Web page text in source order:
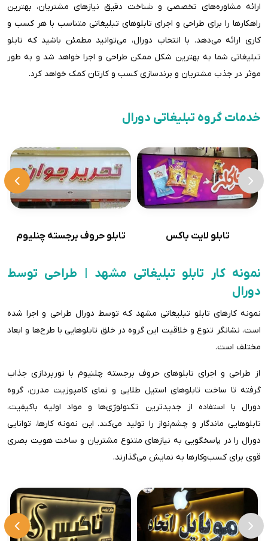
ارائه مشاوره‌های تخصصی و شناخت دقیق نیازهای مشتریان، بهترین
راهکارها را برای طراحی و اجرای تابلوهای تبلیغاتی متناسب با هر کسب و
کاری ارائه می‌دهد. با انتخاب دورال، می‌توانید مطمئن باشید که تابلو
تبلیغاتی شما به بهترین شکل ممکن طراحی و اجرا خواهد شد و به طور
موثر در جذب مشتریان و برندسازی کسب و کارتان کمک خواهد کرد.
خدمات گروه تبلیغاتی دورال
تابلو لایت باکس تابلو حروف برجسته چنلیوم
نمونه کار تابلو تبلیغاتی مشهد | طراحی توسط
دورال
نمونه کارهای تابلو تبلیغاتی مشهد که توسط دورال طراحی و اجرا شده
است، نشانگر تنوع و خلاقیت این گروه در خلق تابلوهایی با طرح‌ها و ابعاد
مختلف است.
از طراحی و اجرای تابلوهای حروف برجسته چلنیوم با نورپردازی جذاب
گرفته تا ساخت تابلوهای استیل طلایی و نمای کامپوزیت مدرن، گروه
دورال با استفاده از جدیدترین تکنولوژی‌ها و مواد اولیه باکیفیت،
تابلوهایی ماندگار و چشم‌نواز را تولید می‌کند. این نمونه کارها، توانایی
دورال را در پاسخگویی به نیازهای متنوع مشتریان و ساخت هویت بصری
قوی برای کسب‌وکارها به نمایش می‌گذارند.